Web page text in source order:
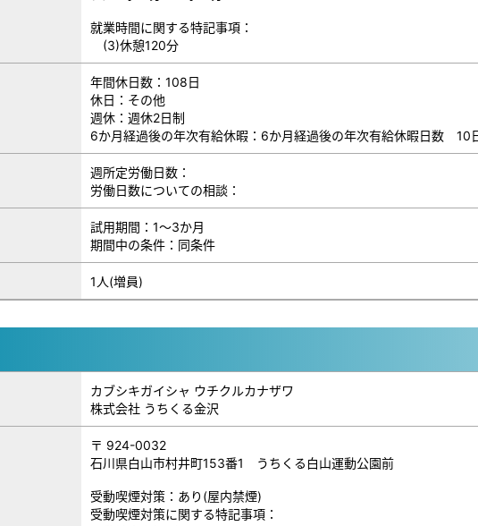
就業時間に関する特記事項：
(3)休憩120分
年間休日数：108日
休日：その他
週休：週休2日制
6か月経過後の年次有給休暇：6か月経過後の年次有給休暇日数 10
週所定労働日数：
労働日数についての相談：
試用期間：1～3か月
期間中の条件：同条件
1人(増員)
カブシキガイシャ ウチクルカナザワ
株式会社 うちくる金沢
〒 924-0032
石川県白山市村井町153番1 うちくる白山運動公園前
受動喫煙対策：あり(屋内禁煙)
受動喫煙対策に関する特記事項：